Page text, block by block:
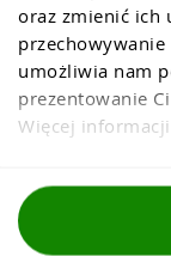
oraz zmienić ich
umożliwia nam
prezentowanie
Więcej